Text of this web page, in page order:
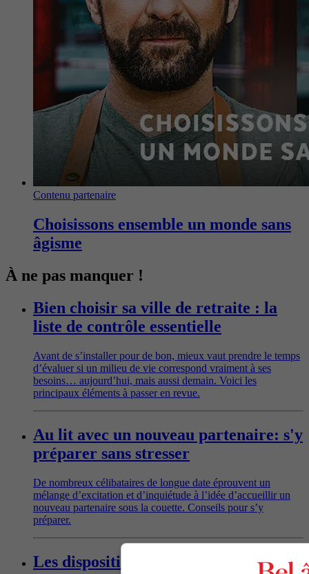
Contenu partenaire
Choisissons ensemble un monde sans
âgisme
À ne pas manquer !
Bien choisir sa ville de retraite : la
liste de contrôle essentielle
Avant de s’installer pour de bon, mieux vaut prendre le temps
d’évaluer si un milieu de vie correspond vraiment à ses
besoins… aujourd’hui, mais aussi demain. Voici les
principaux éléments à passer en revue.
Au lit avec un nouveau partenaire: s'y
préparer sans stresser
De nombreux célibataires de longue date éprouvent un
mélange d’excitation et d’inquiétude à l’idée d’accueillir un
nouveau partenaire sous la couette. Conseils pour s’y
préparer.
Les dispositifs d’aide à la conduite